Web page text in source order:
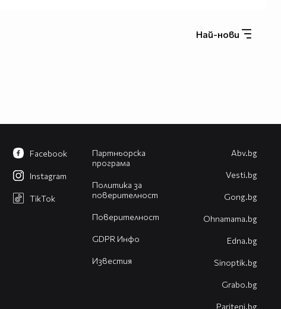
Най-нови
Партньорска
програма
Политика за
поверителност
Поверителност
GDPR Инфо
Известия
Facebook
Instagram
TikTok
Abv.bg
Vesti.bg
Gong.bg
Оhnamama.bg
Edna.bg
Sinoptik.bg
Grabo.bg
Pariteni.bg